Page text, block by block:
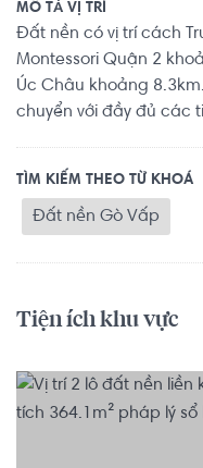
MÔ TẢ VỊ TRÍ
Đất nền có vị trí cách
Montessori Quận 2
Úc Châu khoảng
chuyển với đầy đủ các
TÌM KIẾM THEO TỪ KHOÁ
Đất nền Gò Vấp
Tiện ích khu vực